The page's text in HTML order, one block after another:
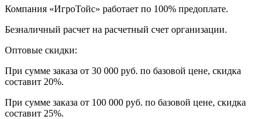
Компания «ИгроТойс» работает по 100% предоплате.
Безналичный расчет на расчетный счет организации.
Оптовые скидки:
При сумме заказа от 30 000 руб. по базовой цене, скидка
составит 20%.
При сумме заказа от 100 000 руб. по базовой цене, скидка
составит 25%.